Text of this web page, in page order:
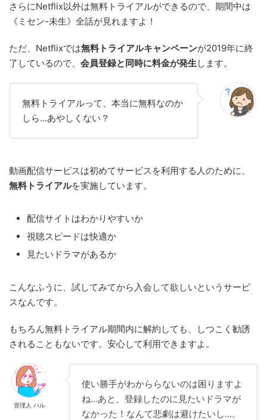
さらにNetflix以外は無料トライアルができるので、期間中は
《ミセン-未生》全話が見れますよ！
ただ、Netflixでは無料トライアルキャンペーンが2019年に終
了しているので、 会員登録と同時に料金が発生します。
無料トライアルって、本当に無料なのか
しら…あやしくない？
動画配信サービスは初めてサービスを利用する人のために、
無料トライアルを実施しています。
配信サイトはわかりやすいか
視聴スピードは快適か
見たいドラマがあるか
こんなふうに、試してみてから入会して欲しいというサービ
スなんです。
もちろん無料トライアル期間内に解約しても、しつこく勧誘
されることもないです。安心して利用できますよ。
管理人 ハル
使い勝手がわかららないのは困りますよ
ね…あと、登録したのに見たいドラマが
なかった！なんて悲劇は避けたいし…。